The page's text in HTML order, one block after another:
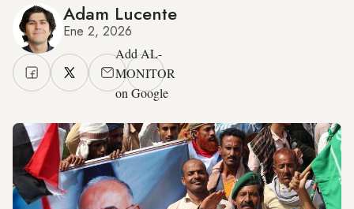
Adam Lucente
Ene 2, 2026
Add AL-
MONITOR
on Google